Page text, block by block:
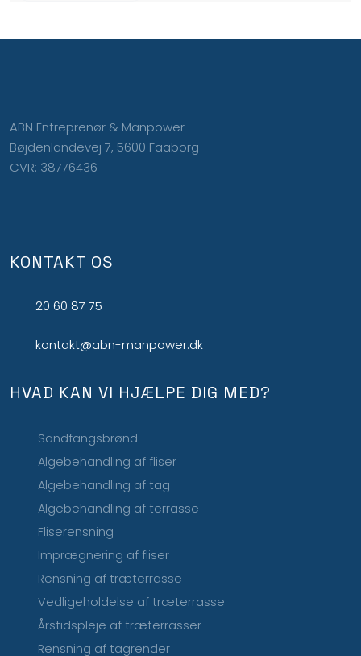
ABN Entreprenør & Manpower
Bøjdenlandevej 7, 5600 Faaborg
CVR: 38776436
KONTAKT OS
20 60 87 75
kontakt@abn-manpower.dk
HVAD KAN VI HJÆLPE DIG MED?
Sandfangsbrønd
Algebehandling af fliser
Algebehandling af tag
Algebehandling af terrasse
Fliserensning
Imprægnering af fliser
Rensning af træterrasse
Vedligeholdelse af træterrasse
Årstidspleje af træterrasser
Rensning af tagrender